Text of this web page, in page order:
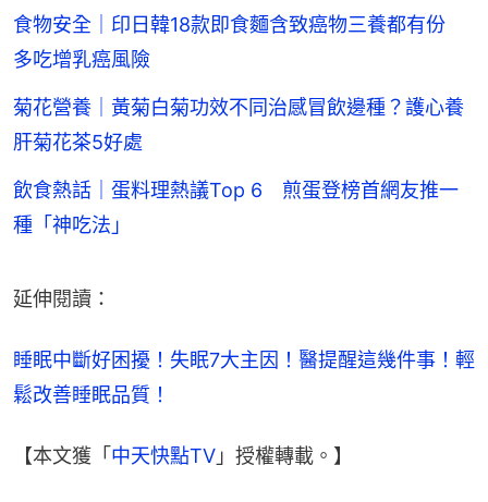
食物安全｜印日韓18款即食麵含致癌物三養都有份
多吃增乳癌風險
菊花營養｜黃菊白菊功效不同治感冒飲邊種？護心養
肝菊花茶5好處
飲食熱話｜蛋料理熱議Top 6 煎蛋登榜首網友推一
種「神吃法」
延伸閱讀：
睡眠中斷好困擾！失眠7大主因！醫提醒這幾件事！輕
鬆改善睡眠品質！
【本文獲「中天快點TV 」授權轉載。】